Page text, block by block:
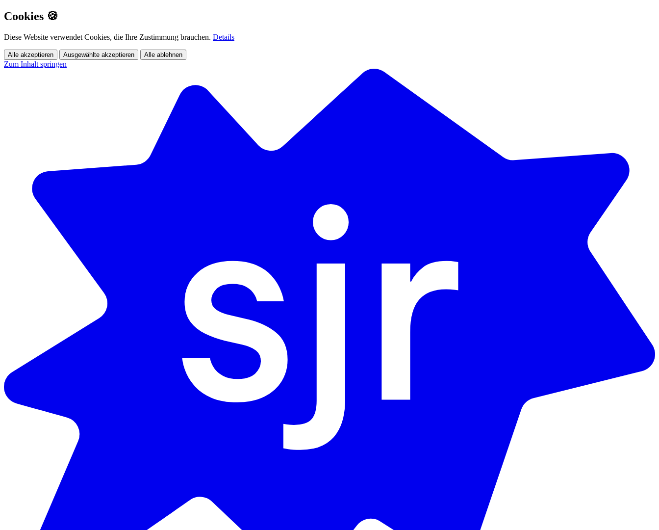
Cookies 🍪
Diese Website verwendet Cookies, die Ihre Zustimmung brauchen. Details
Alle akzeptieren Ausgewählte akzeptieren Alle ablehnen
Zum Inhalt springen